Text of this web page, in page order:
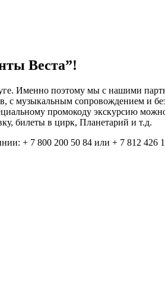
Веста”!
Именно поэтому мы с нашими
с музыкальным сопровождением и
промокоду экскурсию
билеты в цирк, Планетарий и т.д.
+ 7 800 200 50 84 или + 7 812 426